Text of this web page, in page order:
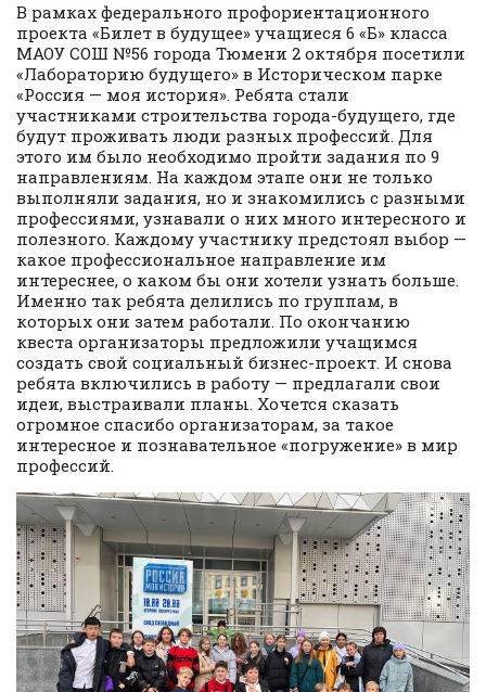
В рамках федерального профориентационного
проекта «Билет в будущее» учащиеся 6 «Б» класса
МАОУ СОШ №56 города Тюмени 2 октября посетили
«Лабораторию будущего» в Историческом парке
«Россия — моя история». Ребята стали
участниками строительства города-будущего, где
будут проживать люди разных профессий. Для
этого им было необходимо пройти задания по 9
направлениям. На каждом этапе они не только
выполняли задания, но и знакомились с разными
профессиями, узнавали о них много интересного и
полезного. Каждому участнику предстоял выбор —
какое профессиональное направление им
интереснее, о каком бы они хотели узнать больше.
Именно так ребята делились по группам, в
которых они затем работали. По окончанию
квеста организаторы предложили учащимся
создать свой социальный бизнес-проект. И снова
ребята включились в работу — предлагали свои
идеи, выстраивали планы. Хочется сказать
огромное спасибо организаторам, за такое
интересное и познавательное «погружение» в мир
профессий.